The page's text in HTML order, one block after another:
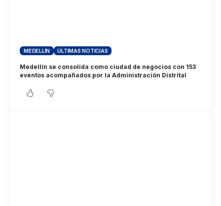
MEDELLÍN ÚLTIMAS NOTICIAS
Medellín se consolida como ciudad de negocios con 153
eventos acompañados por la Administración Distrital